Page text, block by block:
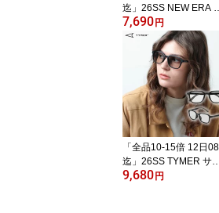
迄」26SS NEW ERA
ャップ 5950 AO CHIIKA
WA FRIENDS: 正規品/
ニセックス/ユニセック
ス/ちいかわ/帽子/ニュー
7,690 円
「全品10-15倍 12日
迄」26SS TYMER サ
グラス RALPH TY106
9,680 円